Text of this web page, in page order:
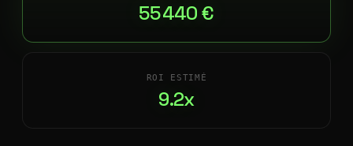
55 440 €
ROI ESTIMÉ
9.2x